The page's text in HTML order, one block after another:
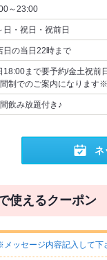
～23:00
日・祝日・祝前日
日の当日22時まで
18:00まで要予約/金土祝前
制でのご案内になります※
飲み放題付き♪
ネ
使えるクーポン
ッセージ内容記入して